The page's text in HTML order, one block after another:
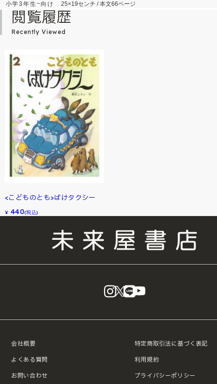
小学3年生~向け 25×19センチ / 本文66ページ
閲覧履歴
Recently Viewed
<こどものとも>ばけタクシー
¥ 440(税込)
instagram
X LINE
会社概要
よくある質問
お問い合わせ
特定商取引法に基づく表記
利用規約
プライバシーポリシー